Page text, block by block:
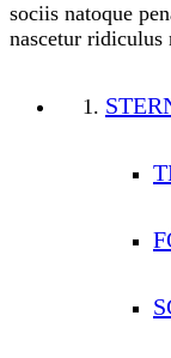
sociis natoque
nascetur